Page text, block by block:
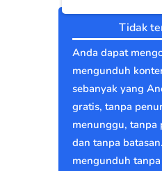
Tidak
Anda dapat
mengunduh
sebanyak yang
gratis, tanpa
menunggu, tanpa
dan tanpa
mengunduh